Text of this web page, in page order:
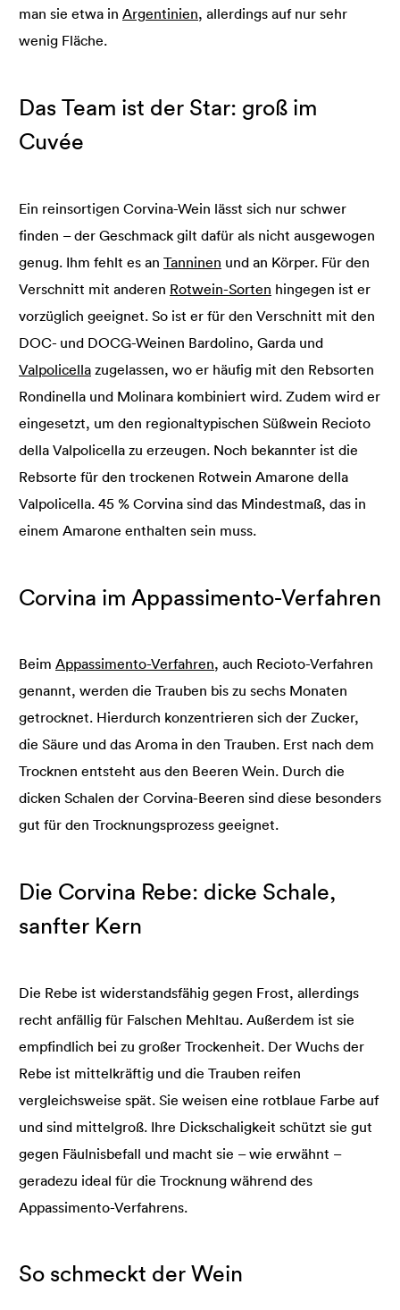
man sie etwa in Argentinien, allerdings auf nur sehr
wenig Fläche.
Das Team ist der Star: groß im
Cuvée
Ein reinsortigen Corvina-Wein lässt sich nur schwer
finden – der Geschmack gilt dafür als nicht ausgewogen
genug. Ihm fehlt es an Tanninen und an Körper. Für den
Verschnitt mit anderen Rotwein-Sorten hingegen ist er
vorzüglich geeignet. So ist er für den Verschnitt mit den
DOC- und DOCG-Weinen Bardolino, Garda und
Valpolicella zugelassen, wo er häufig mit den Rebsorten
Rondinella und Molinara kombiniert wird. Zudem wird er
eingesetzt, um den regionaltypischen Süßwein Recioto
della Valpolicella zu erzeugen. Noch bekannter ist die
Rebsorte für den trockenen Rotwein Amarone della
Valpolicella. 45 % Corvina sind das Mindestmaß, das in
einem Amarone enthalten sein muss.
Corvina im Appassimento-Verfahren
Beim Appassimento-Verfahren, auch Recioto-Verfahren
genannt, werden die Trauben bis zu sechs Monaten
getrocknet. Hierdurch konzentrieren sich der Zucker,
die Säure und das Aroma in den Trauben. Erst nach dem
Trocknen entsteht aus den Beeren Wein. Durch die
dicken Schalen der Corvina-Beeren sind diese besonders
gut für den Trocknungsprozess geeignet.
Die Corvina Rebe: dicke Schale,
sanfter Kern
Die Rebe ist widerstandsfähig gegen Frost, allerdings
recht anfällig für Falschen Mehltau. Außerdem ist sie
empfindlich bei zu großer Trockenheit. Der Wuchs der
Rebe ist mittelkräftig und die Trauben reifen
vergleichsweise spät. Sie weisen eine rotblaue Farbe auf
und sind mittelgroß. Ihre Dickschaligkeit schützt sie gut
gegen Fäulnisbefall und macht sie – wie erwähnt –
geradezu ideal für die Trocknung während des
Appassimento-Verfahrens.
So schmeckt der Wein